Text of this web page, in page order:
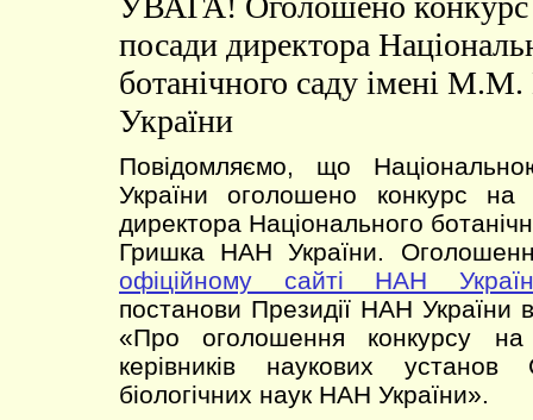
посади директора
ботанічного саду імені
України
Повідомляємо, що
України оголошено конкурс на
директора Національного
Гришка НАН України.
офіційному сайті НАН
постанови Президії НАН
«Про оголошення конкурсу
керівників наукових установ
біологічних наук НАН України».